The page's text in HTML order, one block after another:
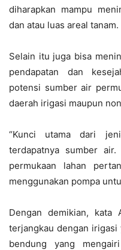
diharapkan mampu
dan atau luas areal tanam.
Selain itu juga bisa
pendapatan dan
potensi sumber air
daerah irigasi maupun
“Kunci utama dari
terdapatnya sumber
permukaan lahan
menggunakan pompa
Dengan demikian, kata
terjangkau dengan
bendung yang